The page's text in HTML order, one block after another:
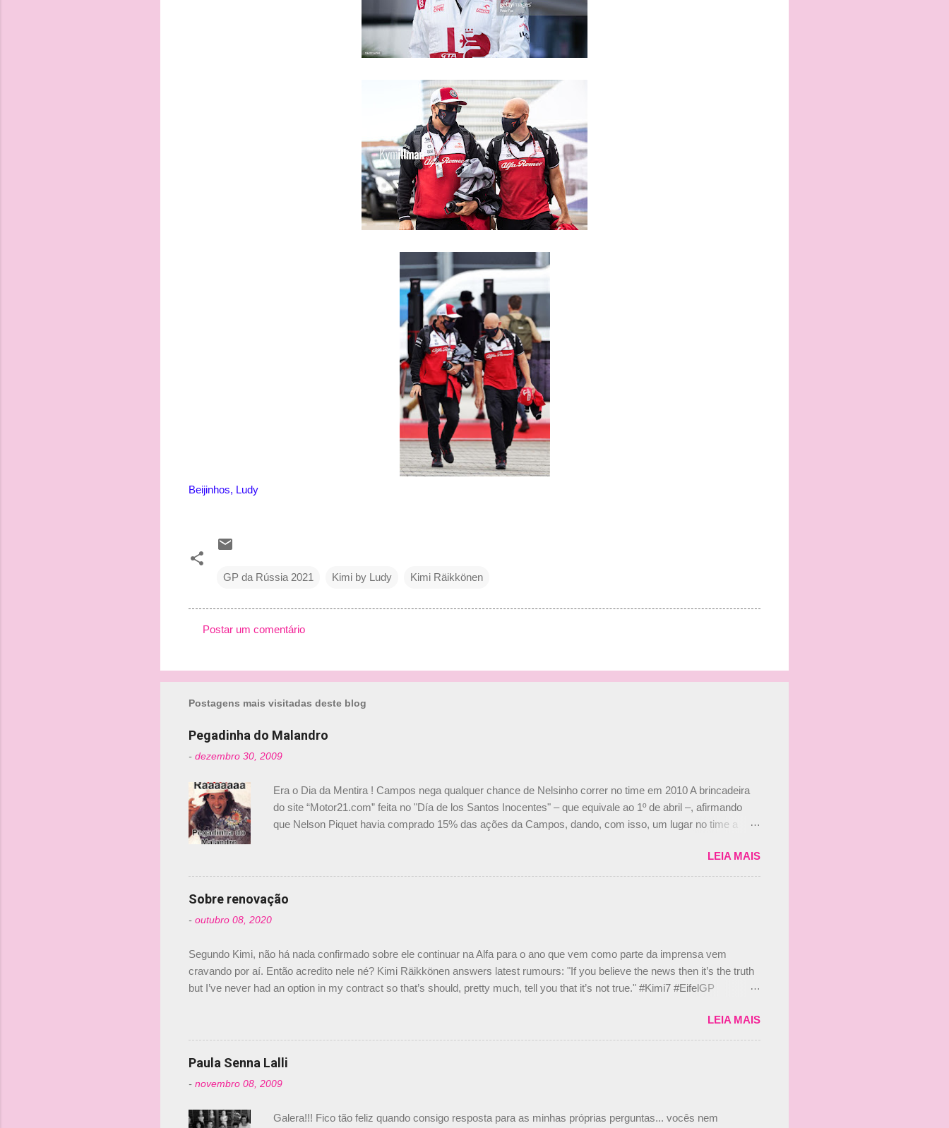
Beijinhos, Ludy
GP da Rússia 2021 Kimi by Ludy Kimi Räikkönen
m
e
t
á
r
i
o
s
Postar um comentário
Postagens mais visitadas deste blog
Pegadinha do Malandro
- dezembro 30, 2009
Era o Dia da Mentira ! Campos nega qualquer chance de Nelsinho correr no time em 2010 A brincadeira
do site “Motor21.com” feita no "Día de los Santos Inocentes" – que equivale ao 1º de abril –, afirmando
que Nelson Piquet havia comprado 15% das ações da Campos, dando, com isso, um lugar no time a
dirigente foi taxativo ao declarar que o brasileiro não será o companheiro de Bruno Senna em 2010. "Na
verdade, nós recebemos uma oferta de Piquet", admitiu Audetto. “Mas depois de ter assinado com Bruno
Senna, não podemos ter dois brasileiros”, explicou, dizendo ainda que não tem nada contra o filho do
LEIA MAIS
Sobre renovação
- outubro 08, 2020
Segundo Kimi, não há nada confirmado sobre ele continuar na Alfa para o ano que vem como parte da imprensa vem
cravando por aí. Então acredito nele né? Kimi Räikkönen answers latest rumours: "If you believe the news then it’s the truth
but I’ve never had an option in my contract so that’s should, pretty much, tell you that it’s not true." #Kimi7 #EifelGP
falando sobre o fato do Iceman estar há tantos anos na F1. What is it like to have Kimi as a team mate? 🙌 Over to you,
@RGrosjean ! #EifelGP 🇩🇪 #F1 pic.twitter.com/GSAu1LWnwW — Formula 1 (@F1) October 8, 2020 Beijinhos, Ludy
LEIA MAIS
Paula Senna Lalli
- novembro 08, 2009
Galera!!! Fico tão feliz quando consigo resposta para as minhas próprias perguntas... vocês nem